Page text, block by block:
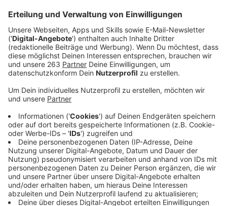
Veröffentlicht: Freitag, 22.04.2022 06:38
Anzeige
Die Maschine in Krombach ist seit einem Jahr in
Betrieb und kann Gefahrgutbehälter reinigen, damit
diese im Anschluss recycelt werden können. Anderswo
Unternehmen so innovativ denken, will sich Wüst für
weniger Bürokratie einsetzen. Am Radio Siegen-Mikro
sagte er, Verfahren müssten schneller werden. Das
diene auch der Sicherung von Arbeitsplätzen.
Anzeige